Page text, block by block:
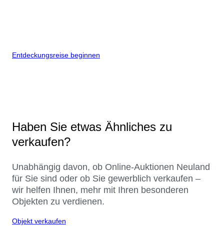
Entdeckungsreise beginnen
Haben Sie etwas Ähnliches zu
verkaufen?
Unabhängig davon, ob Online-Auktionen Neuland
für Sie sind oder ob Sie gewerblich verkaufen –
wir helfen Ihnen, mehr mit Ihren besonderen
Objekten zu verdienen.
Objekt verkaufen